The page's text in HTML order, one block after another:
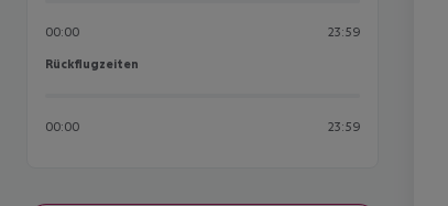
00:00 23:59
Rückflugzeiten
Rückflugzeiten
00:00 23:59